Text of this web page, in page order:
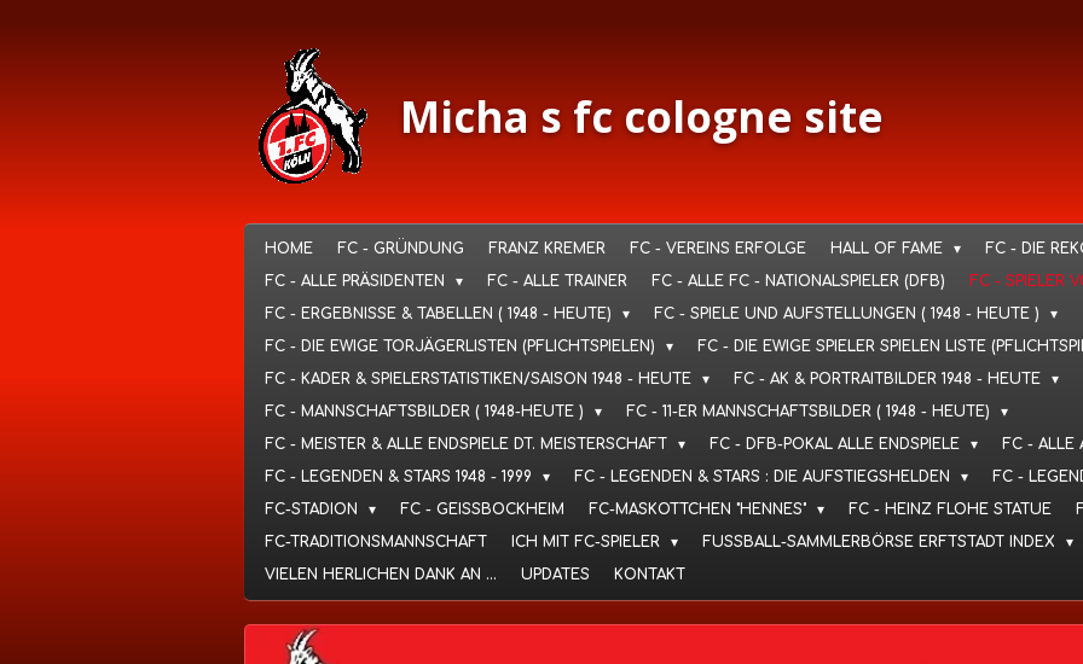
Micha s fc cologne site
HOME FC - GRÜNDUNG FRANZ KREMER FC - VEREINS ERFOLGE HALL OF FAME
FC - DIE
FC - ALLE PRÄSIDENTEN
FC - ALLE TRAINER FC - ALLE FC - NATIONALSPIELER (DFB)
FC - SPIELER
FC - ERGEBNISSE & TABELLEN ( 1948 - HEUTE)
FC - SPIELE UND AUFSTELLUNGEN ( 1948 - HEUTE )
FC - DIE EWIGE TORJÄGERLISTEN (PFLICHTSPIELEN)
FC - DIE EWIGE SPIELER SPIELEN LISTE
FC - KADER & SPIELERSTATISTIKEN/SAISON 1948 - HEUTE
FC - AK & PORTRAITBILDER 1948 - HEUTE
FC - MANNSCHAFTSBILDER ( 1948-HEUTE )
FC - 11-ER MANNSCHAFTSBILDER ( 1948 - HEUTE)
FC - MEISTER & ALLE ENDSPIELE DT. MEISTERSCHAFT
FC - DFB-POKAL ALLE ENDSPIELE
FC - ALLE
FC - LEGENDEN & STARS 1948 - 1999
FC - LEGENDEN & STARS : DIE AUFSTIEGSHELDEN
FC -
FC-STADION
FC - GEISSBOCKHEIM FC-MASKOTTCHEN "HENNES" FC - HEINZ FLOHE STATUE
FC-TRADITIONSMANNSCHAFT
ICH MIT FC-SPIELER FUSSBALL-SAMMLERBÖRSE ERFTSTADT INDEX
VIELEN HERLICHEN DANK AN ...
UPDATES KONTAKT